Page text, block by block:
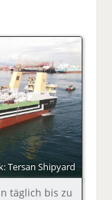
Tersan Shipyard
täglich bis zu